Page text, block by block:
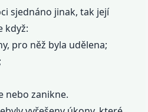
sjednáno jinak, tak její
když:
pro něž byla udělena;
nebo zanikne.